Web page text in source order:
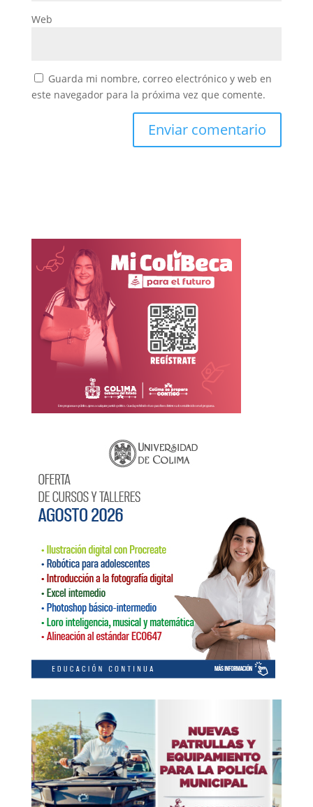
Web
Guarda mi nombre, correo electrónico y web en
este navegador para la próxima vez que comente.